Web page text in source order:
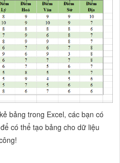
bảng trong Excel, các bạn có
có thể tạo bảng cho dữ liệu